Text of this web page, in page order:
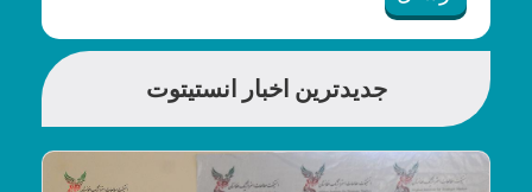
جدیدترین اخبار انستیتوت